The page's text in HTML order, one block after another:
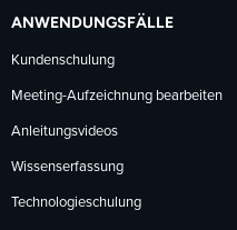
ANWENDUNGSFÄLLE
Kundenschulung
Meeting-Aufzeichnung bearbeiten
Anleitungsvideos
Wissenserfassung
Technologieschulung